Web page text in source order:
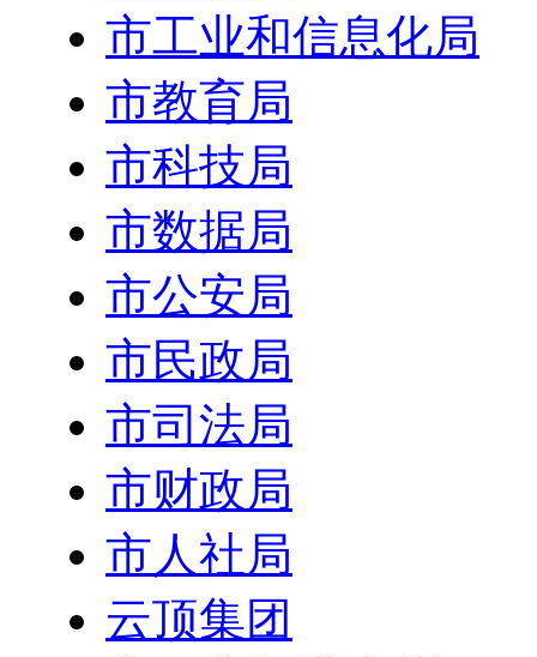
市工业和信息化局
市教育局
市科技局
市数据局
市公安局
市民政局
市司法局
市财政局
市人社局
云顶集团